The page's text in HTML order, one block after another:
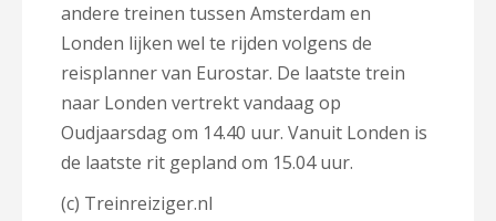
andere treinen tussen Amsterdam en
Londen lijken wel te rijden volgens de
reisplanner van Eurostar. De laatste trein
naar Londen vertrekt vandaag op
Oudjaarsdag om 14.40 uur. Vanuit Londen is
de laatste rit gepland om 15.04 uur.
(c) Treinreiziger.nl